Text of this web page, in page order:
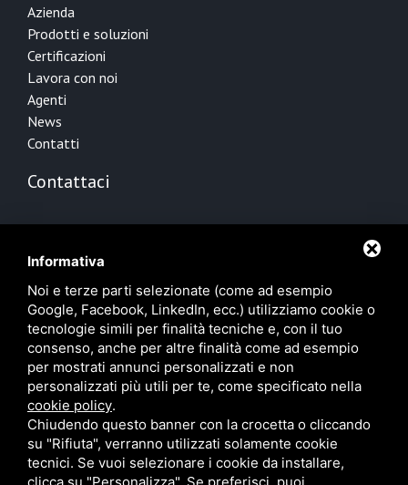
Azienda
Prodotti e soluzioni
Certificazioni
Lavora con noi
Agenti
News
Contatti
Contattaci
+39 06 89021647
+39 06 89021644
info@bpwatertech.com
DEPURAZIONE DI ACQUE INDUSTRIALI
SOLUZIONI PER IL TRATTAMENTO ACQUE IN EMERGENZA E PER USI
INDUSTRIALI
Informativa
Noi e terze parti selezionate (come ad esempio
Google, Facebook, LinkedIn, ecc.) utilizziamo cookie o
tecnologie simili per finalità tecniche e, con il tuo
consenso, anche per altre finalità come ad esempio
per mostrati annunci personalizzati e non
personalizzati più utili per te, come specificato nella
cookie policy.
Chiudendo questo banner con la crocetta o cliccando
su "Rifiuta", verranno utilizzati solamente cookie
tecnici. Se vuoi selezionare i cookie da installare,